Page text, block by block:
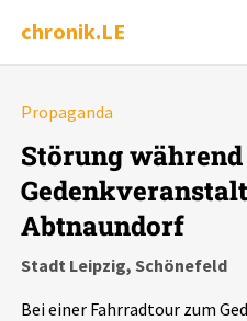
chronik.LE
Chronik
Dossiers
Propaganda
Störung während
Abtnaundorf
Stadt Leipzig, Schönefeld
Bei einer Fahrradtour zum
Alle Ereignisse
7502Ereignisse
Ereignisse